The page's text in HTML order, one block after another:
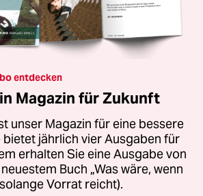
entdecken
Magazin für Zukunft
unser Magazin für eine bessere
bietet jährlich vier Ausgaben für
erhalten Sie eine Ausgabe von
Buch „Was wäre, wenn
Vorrat reicht).